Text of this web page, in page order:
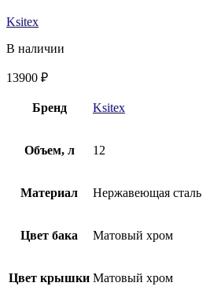
Ksitex
В наличии
13900 ₽
Бренд Ksitex
Объем, л 12
Материал Нержавеющая сталь
Цвет бака Матовый хром
Цвет крышки Матовый хром